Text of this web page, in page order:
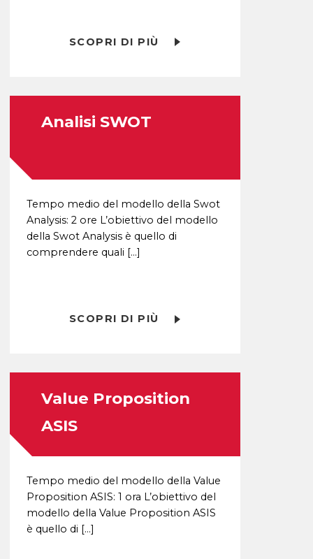
SCOPRI DI PIÙ
Analisi SWOT
Tempo medio del modello della Swot
Analysis: 2 ore L’obiettivo del modello
della Swot Analysis è quello di
comprendere quali […]
SCOPRI DI PIÙ
Value Proposition
ASIS
Tempo medio del modello della Value
Proposition ASIS: 1 ora L’obiettivo del
modello della Value Proposition ASIS
è quello di […]